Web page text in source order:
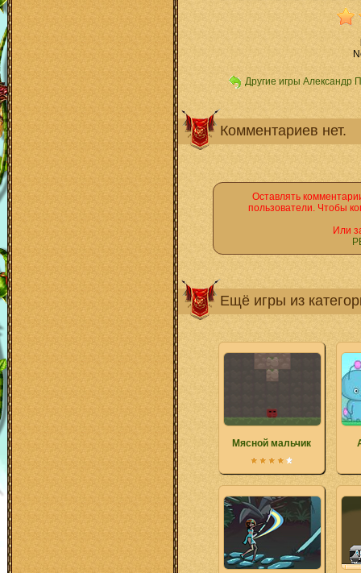
Другие игры Александр
Комментариев нет.
Оставлять
пользователи. Чтобы
Или
Ещё игры из
Мясной мальчик